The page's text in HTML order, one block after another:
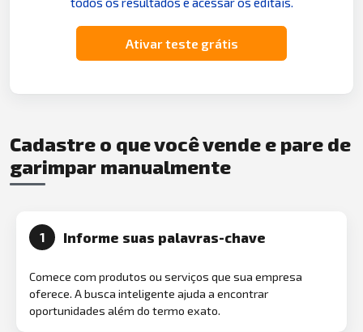
Ativar teste grátis
Cadastre o que você vende e pare de
garimpar manualmente
1 Informe suas palavras-chave
Comece com produtos ou serviços que sua empresa
oferece. A busca inteligente ajuda a encontrar
oportunidades além do termo exato.